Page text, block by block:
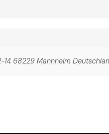
14 68229 Mannheim